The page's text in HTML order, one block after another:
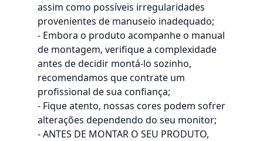
assim como possíveis irregularidades
provenientes de manuseio inadequado;
- Embora o produto acompanhe o manual
de montagem, verifique a complexidade
antes de decidir montá-lo sozinho,
recomendamos que contrate um
profissional de sua confiança;
- Fique atento, nossas cores podem sofrer
alterações dependendo do seu monitor;
- ANTES DE MONTAR O SEU PRODUTO,